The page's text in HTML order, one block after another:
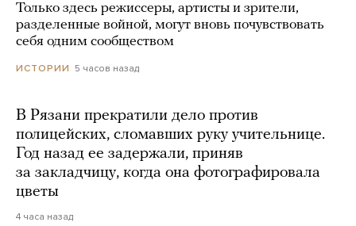
Только здесь режиссеры, артисты и зрители,
разделенные войной, могут вновь почувствовать
себя одним сообществом
ИСТОРИИ 5 часов назад
В Рязани прекратили дело против
полицейских, сломавших руку учительнице.
Год назад ее задержали, приняв
за закладчицу, когда она фотографировала
цветы
4 часа назад